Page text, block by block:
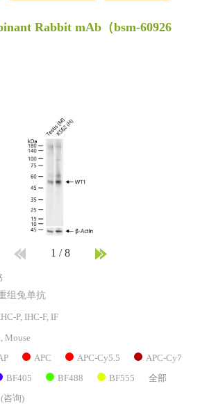
Rabbit mAb （bsm-60926
1 /8
组兔单抗
P, IHC-F, IF
Mouse
APC APC-Cy5.5 APC-Cy7
BF405 BF488 BF555 全部
咨询)